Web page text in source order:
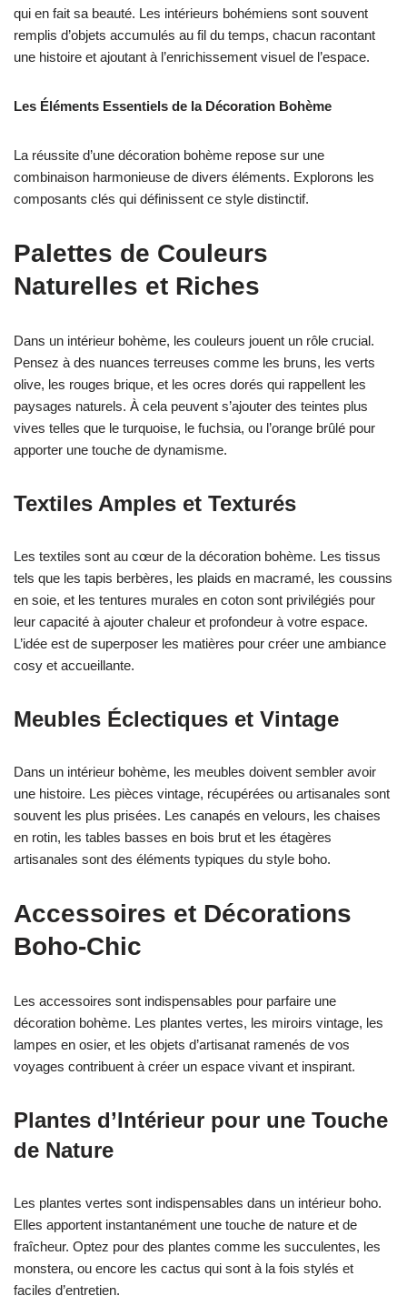
qui en fait sa beauté. Les intérieurs bohémiens sont souvent
remplis d’objets accumulés au fil du temps, chacun racontant
une histoire et ajoutant à l’enrichissement visuel de l’espace.
Les Éléments Essentiels de la Décoration Bohème
La réussite d’une décoration bohème repose sur une
combinaison harmonieuse de divers éléments. Explorons les
composants clés qui définissent ce style distinctif.
Palettes de Couleurs
Naturelles et Riches
Dans un intérieur bohème, les couleurs jouent un rôle crucial.
Pensez à des nuances terreuses comme les bruns, les verts
olive, les rouges brique, et les ocres dorés qui rappellent les
paysages naturels. À cela peuvent s’ajouter des teintes plus
vives telles que le turquoise, le fuchsia, ou l’orange brûlé pour
apporter une touche de dynamisme.
Textiles Amples et Texturés
Les textiles sont au cœur de la décoration bohème. Les tissus
tels que les tapis berbères, les plaids en macramé, les coussins
en soie, et les tentures murales en coton sont privilégiés pour
leur capacité à ajouter chaleur et profondeur à votre espace.
L’idée est de superposer les matières pour créer une ambiance
cosy et accueillante.
Meubles Éclectiques et Vintage
Dans un intérieur bohème, les meubles doivent sembler avoir
une histoire. Les pièces vintage, récupérées ou artisanales sont
souvent les plus prisées. Les canapés en velours, les chaises
en rotin, les tables basses en bois brut et les étagères
artisanales sont des éléments typiques du style boho.
Accessoires et Décorations
Boho-Chic
Les accessoires sont indispensables pour parfaire une
décoration bohème. Les plantes vertes, les miroirs vintage, les
lampes en osier, et les objets d’artisanat ramenés de vos
voyages contribuent à créer un espace vivant et inspirant.
Plantes d’Intérieur pour une Touche
de Nature
Les plantes vertes sont indispensables dans un intérieur boho.
Elles apportent instantanément une touche de nature et de
fraîcheur. Optez pour des plantes comme les succulentes, les
monstera, ou encore les cactus qui sont à la fois stylés et
faciles d’entretien.